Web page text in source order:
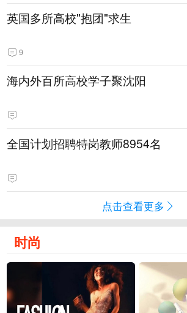
英国多所高校"抱团"求生
9
海内外百所高校学子聚沈阳
全国计划招聘特岗教师8954名
点击查看更多
时尚